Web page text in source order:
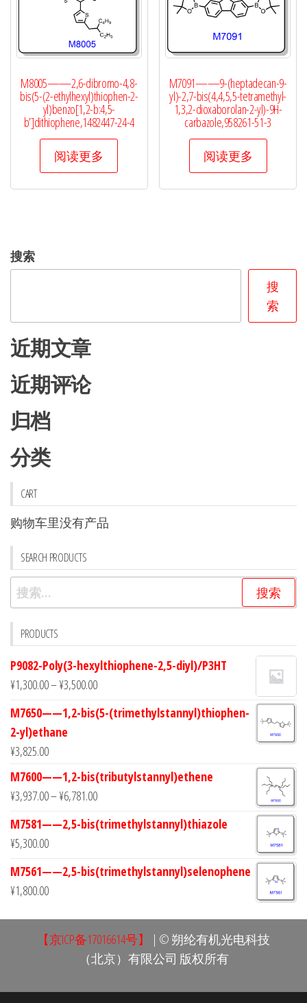
M8005——2,6-dibromo-4,8-
bis(5-(2-ethylhexyl)thiophen-2-
yl)benzo[1,2-b:4,5-
b’]dithiophene,1482447-24-4
阅读更多
M7091——9-(heptadecan-9-
yl)-2,7-bis(4,4,5,5-tetramethyl-
1,3,2-dioxaborolan-2-yl)-9H-
carbazole,958261-51-3
阅读更多
搜索
搜
索
近期文章
近期评论
归档
分类
CART
购物车里没有产品
SEARCH PRODUCTS
搜
索：
PRODUCTS
P9082-Poly(3-hexylthiophene-2,5-diyl)/P3HT
¥1,300.00–¥3,500.00
M7650——1,2-bis(5-(trimethylstannyl)thiophen-
2-yl)ethane
¥3,825.00
M7600——1,2-bis(tributylstannyl)ethene
¥3,937.00–¥6,781.00
M7581——2,5-bis(trimethylstannyl)thiazole
¥5,300.00
M7561——2,5-bis(trimethylstannyl)selenophene
¥1,800.00
【京ICP备17016614号】
| © 朔纶有机光电科技
（北京）有限公司 版权所有